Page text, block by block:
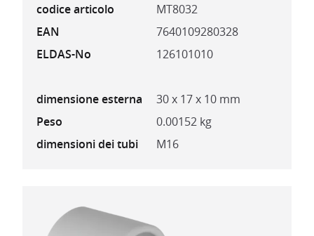
codice articolo
MT8032
EAN
7640109280328
ELDAS-No
126101010
dimensione esterna
30 x 17 x 10 mm
Peso
0.00152 kg
dimensioni dei tubi
M16